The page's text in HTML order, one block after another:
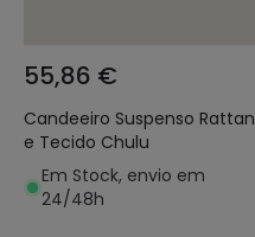
55,86 €
Candeeiro Suspenso Rattan
e Tecido Chulu
Em Stock, envio em
24/48h